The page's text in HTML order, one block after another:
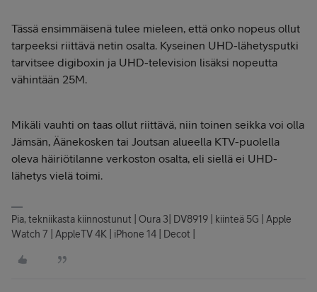
Tässä ensimmäisenä tulee mieleen, että onko nopeus ollut
tarpeeksi riittävä netin osalta. Kyseinen UHD-lähetysputki
tarvitsee digiboxin ja UHD-television lisäksi nopeutta
vähintään 25M.
Mikäli vauhti on taas ollut riittävä, niin toinen seikka voi olla
Jämsän, Äänekosken tai Joutsan alueella KTV-puolella
oleva häiriötilanne verkoston osalta, eli siellä ei UHD-
lähetys vielä toimi.
Pia, tekniikasta kiinnostunut | Oura 3| DV8919 | kiinteä 5G | Apple
Watch 7 | AppleTV 4K | iPhone 14 | Decot |